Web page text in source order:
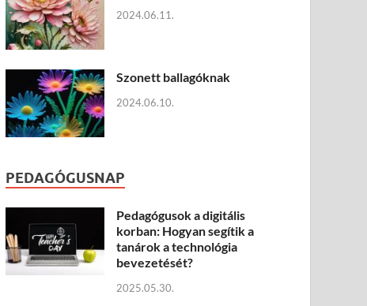
2024.06.11.
Szonett ballagóknak
2024.06.10.
PEDAGÓGUSNAP
Pedagógusok a digitális
korban: Hogyan segítik a
tanárok a technológia
bevezetését?
2025.05.30.